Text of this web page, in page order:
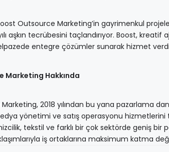
Outsource Marketing’in gayrimenkul
aşkın tecrübesini taçlandırıyor. Boost,
entegre çözümler sunarak hizmet
Marketing Hakkında
2018 yılından bu yana pazarlama
yönetimi ve satış operasyonu hizmetlerini
tekstil ve farklı bir çok sektörde geniş
iş ortaklarına maksimum katma